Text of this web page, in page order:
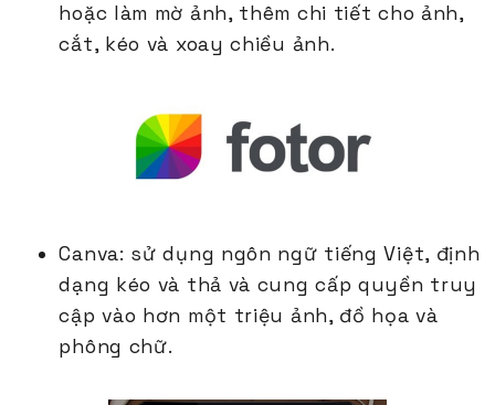
hoặc làm mờ ảnh, thêm chi tiết cho ảnh,
cắt, kéo và xoay chiều ảnh.
Canva: sử dụng ngôn ngữ tiếng Việt, định
dạng kéo và thả và cung cấp quyền truy
cập vào hơn một triệu ảnh, đồ họa và
phông chữ.